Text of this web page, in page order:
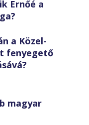
Ernőé a
a Közel-
fenyegető
magyar